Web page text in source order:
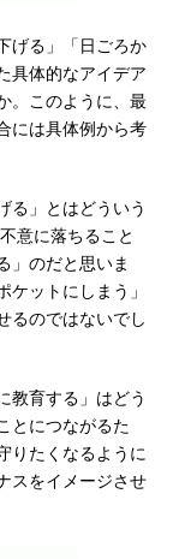
げる」「日ごろか
具体的なアイデア
。このように、最
には具体例から考
る」とはどういう
意に落ちること
」のだと思いま
ットにしまう」
るのではないでし
教育する」はどう
とにつながるた
りたくなるように
スをイメージさせ